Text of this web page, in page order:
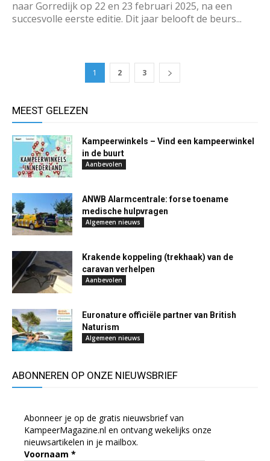
naar Gorredijk op 22 en 23 februari 2025, na een
succesvolle eerste editie. Dit jaar belooft de beurs...
1 2 3
MEEST GELEZEN
Kampeerwinkels – Vind een kampeerwinkel
in de buurt
Aanbevolen
ANWB Alarmcentrale: forse toename
medische hulpvragen
Algemeen nieuws
Krakende koppeling (trekhaak) van de
caravan verhelpen
Aanbevolen
Euronature officiële partner van British
Naturism
Algemeen nieuws
ABONNEREN OP ONZE NIEUWSBRIEF
Abonneer je op de gratis nieuwsbrief van
KampeerMagazine.nl en ontvang wekelijks onze
nieuwsartikelen in je mailbox.
Voornaam *